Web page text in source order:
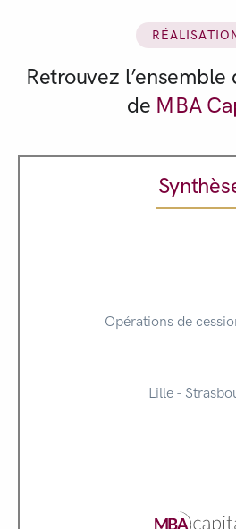
Retrouvez
de MBA
Opérations de
Lille -